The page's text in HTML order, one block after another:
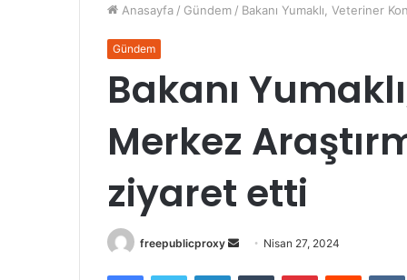
Anasayfa / Gündem / Bakanı Yumaklı, Veteriner
Gündem
Bakanı
Merkez
ziyaret etti
freepublicproxy
Bir
Nisan 27, 2024
FacebookTwitter LinkedInTumblr PinterestReddit